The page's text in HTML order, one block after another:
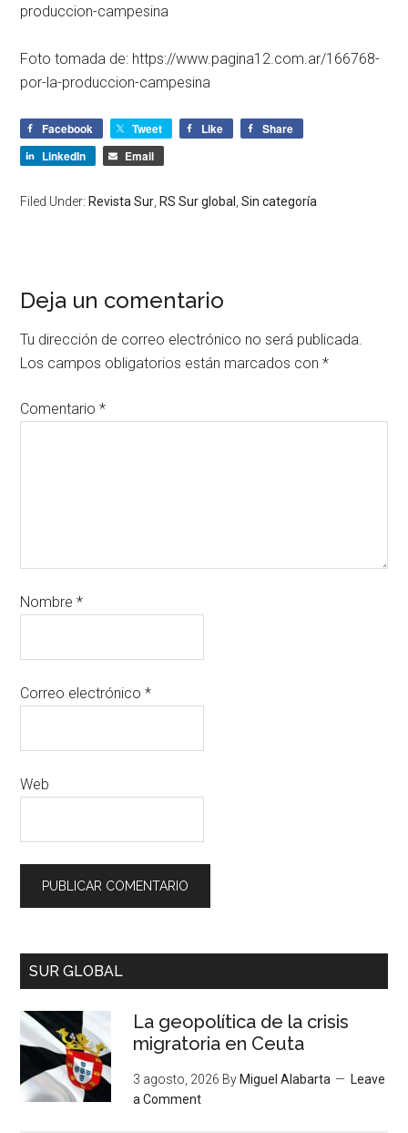
produccion-campesina
Foto tomada de: https://www.pagina12.com.ar/166768-
por-la-produccion-campesina
Facebook Tweet Like
Share
LinkedIn
Email
Filed Under: Revista Sur RS Sur global ,Sin categoría
Deja un comentario
Tu dirección de correo electrónico no será publicada.
Los campos obligatorios están marcados con*
Comentario*
Nombre*
Correo electrónico*
Web
SUR GLOBAL
La geopolítica de la crisis
migratoria en Ceuta
3 agosto, 2026 By Miguel Alabarta
Leave
a Comment